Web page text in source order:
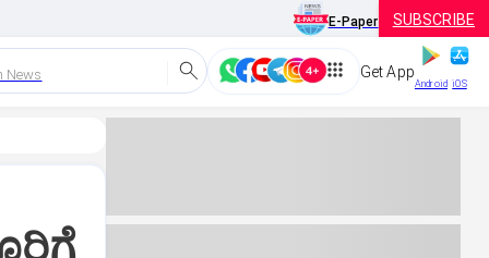
E-Paper SUBSCRIBE
News Get App
Android iOS